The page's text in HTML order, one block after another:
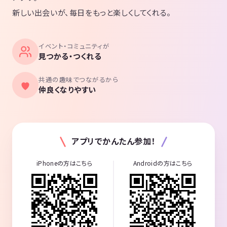
新しい出会いが、毎日をもっと楽しくしてくれる。
イベント・コミュニティが
見つかる・つくれる
共通の趣味でつながるから
仲良くなりやすい
アプリでかんたん参加！
iPhoneの方はこちら Androidの方はこちら